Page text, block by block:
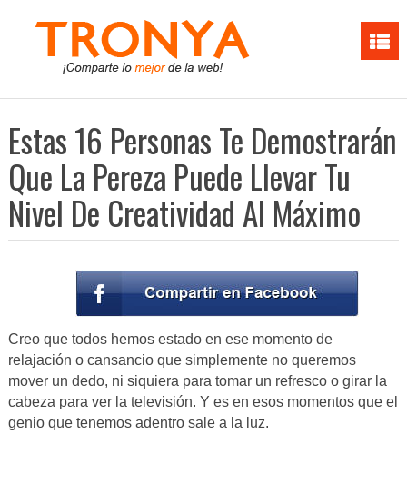
Estas 16 Personas Te Demostrarán
Que La Pereza Puede Llevar Tu
Nivel De Creatividad Al Máximo
Creo que todos hemos estado en ese momento de
relajación o cansancio que simplemente no queremos
mover un dedo, ni siquiera para tomar un refresco o girar la
cabeza para ver la televisión. Y es en esos momentos que el
genio que tenemos adentro sale a la luz.